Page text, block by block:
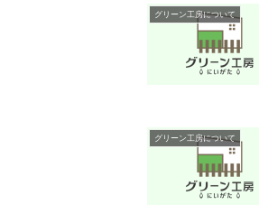
グリーン工房について
グリーン工房について